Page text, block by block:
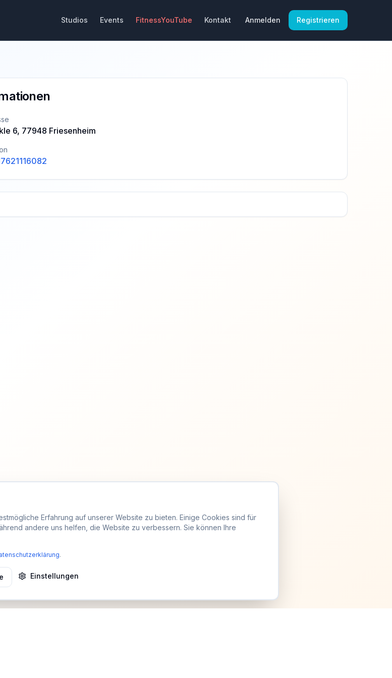
Studios Events FitnessYouTube Kontakt Anmelden Registrieren
6, 77948 Friesenheim
Erfahrung auf unserer Website zu bieten. Einige Cookies sind für
andere uns helfen, die Website zu verbessern. Sie können Ihre
.
Einstellungen